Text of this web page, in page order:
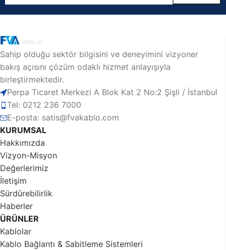
Sahip olduğu sektör bilgisini ve deneyimini vizyoner
bakış açısını çözüm odaklı hizmet anlayışıyla
birleştirmektedir.
Perpa Ticaret Merkezi A Blok Kat 2 No:2 Şişli / İstanbul
Tel: 0212 236 7000
E-posta: satis@fvakablo.com
KURUMSAL
Hakkımızda
Vizyon-Misyon
Değerlerimiz
İletişim
Sürdürebilirlik
Haberler
ÜRÜNLER
Kablolar
Kablo Bağlantı & Sabitleme Sistemleri